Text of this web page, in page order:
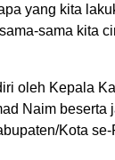
yang kita
sama kita
oleh Kepala
Naim beserta
Kota